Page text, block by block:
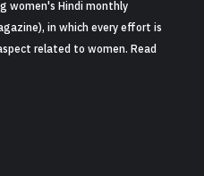
women's Hindi monthly
in which every effort is
related to women. Read